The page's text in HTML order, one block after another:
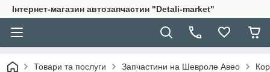
Інтернет-магазин автозапчастин "Detali-market"
Товари та послуги Запчастини на Шевроле Авео